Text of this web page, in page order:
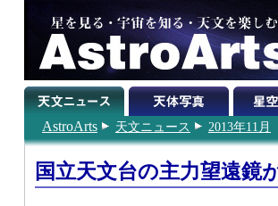
AstroArts 天文ニュース 2013年11月
国立天文台の主力望遠鏡